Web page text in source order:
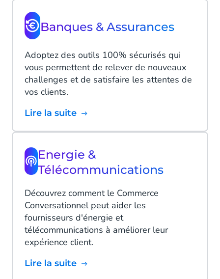
Banques & Assurances
Adoptez des outils 100% sécurisés qui
vous permettent de relever de nouveaux
challenges et de satisfaire les attentes de
vos clients.
Lire la suite
Energie &
Télécommunications
Découvrez comment le Commerce
Conversationnel peut aider les
fournisseurs d'énergie et
télécommunications à améliorer leur
expérience client.
Lire la suite